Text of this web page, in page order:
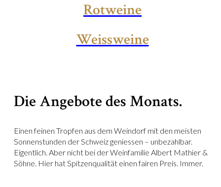
Rotweine
Weissweine
Die Angebote des Monats.
Einen feinen Tropfen aus dem Weindorf mit den meisten
Sonnenstunden der Schweiz geniessen – unbezahlbar.
Eigentlich. Aber nicht bei der Weinfamilie Albert Mathier &
Söhne. Hier hat Spitzenqualität einen fairen Preis. Immer.